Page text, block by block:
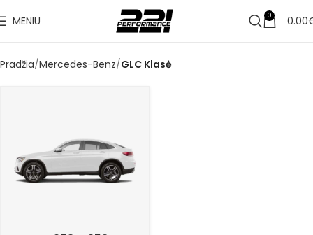
MENIU 0 0.00
Pradžia Mercedes-Benz GLC Klasė